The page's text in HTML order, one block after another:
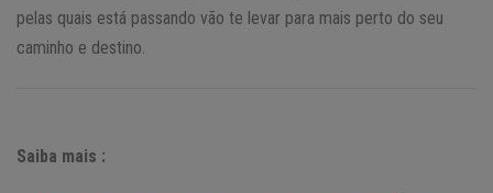
pelas quais está passando vão te levar para mais perto do seu
caminho e destino.
Saiba mais :